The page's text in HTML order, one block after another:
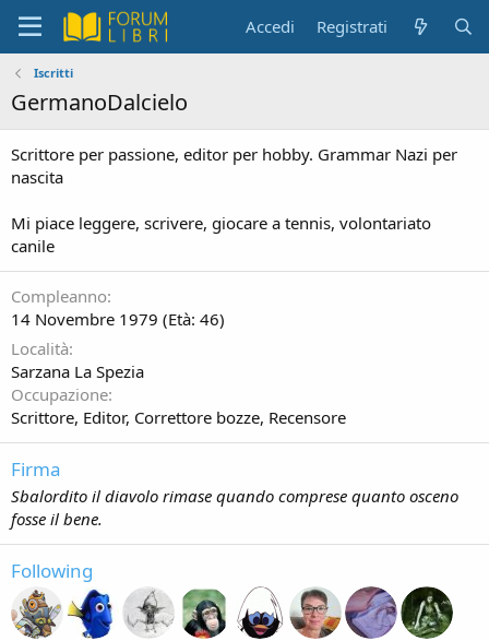
Accedi Registrati
Iscritti
GermanoDalcielo
Scrittore per passione, editor per hobby. Grammar Nazi per
nascita
Mi piace leggere, scrivere, giocare a tennis, volontariato
canile
Compleanno
14 Novembre 1979 (Età: 46)
Località
Sarzana La Spezia
Occupazione
Scrittore, Editor, Correttore bozze, Recensore
Firma
Sbalordito il diavolo rimase quando comprese quanto osceno
fosse il bene.
Following